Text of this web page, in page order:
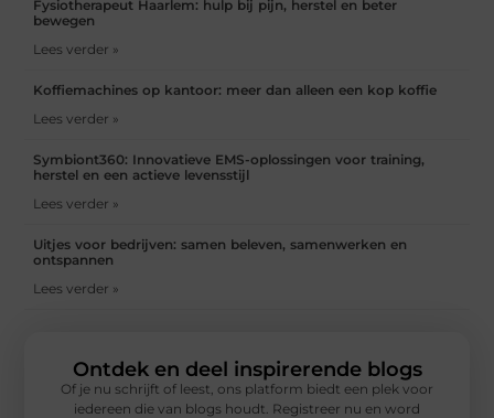
Fysiotherapeut Haarlem: hulp bij pijn, herstel en beter
bewegen
Lees verder »
Koffiemachines op kantoor: meer dan alleen een kop koffie
Lees verder »
Symbiont360: Innovatieve EMS-oplossingen voor training,
herstel en een actieve levensstijl
Lees verder »
Uitjes voor bedrijven: samen beleven, samenwerken en
ontspannen
Lees verder »
Ontdek en deel inspirerende blogs
Of je nu schrijft of leest, ons platform biedt een plek voor
iedereen die van blogs houdt. Registreer nu en word